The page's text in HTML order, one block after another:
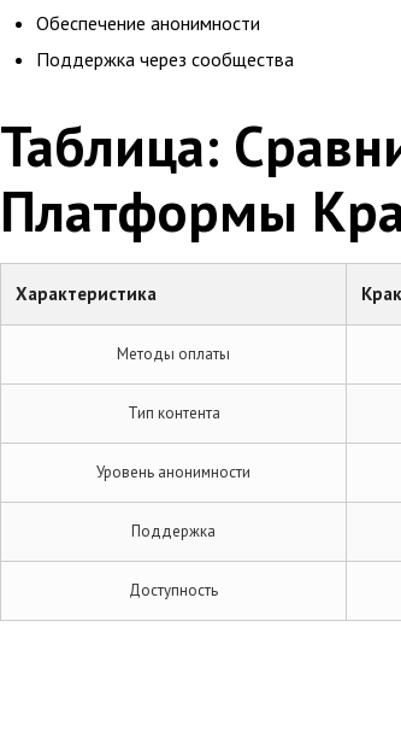
Обеспечение анонимности
Поддержка через сообщества
Таблица:
Платформы
Характеристика
Методы оплаты
Тип контента
Уровень анонимности
Поддержка
Доступность